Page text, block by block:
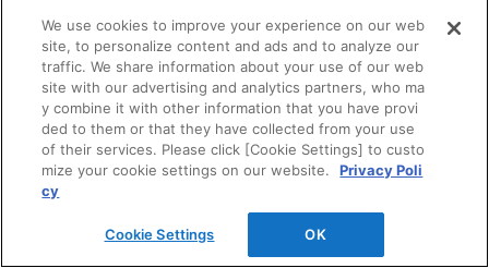
修理・点検
お問い合わせ
ログイン
建築・設計関係者様向けサイト
ユーザー登録サービス
We use cookies to improve your experience on our web
site, to personalize content and ads and to analyze our
traffic. We share information about your use of our web
site with our advertising and analytics partners, who ma
y combine it with other information that you have provi
ded to them or that they have collected from your use
of their services. Please click [Cookie Settings] to custo
mize your cookie settings on our website.
Privacy Poli
cy
Cookie Settings OK